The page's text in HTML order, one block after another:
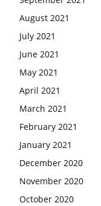
August 2021
July 2021
June 2021
May 2021
April 2021
March 2021
February 2021
January 2021
December 2020
November 2020
October 2020